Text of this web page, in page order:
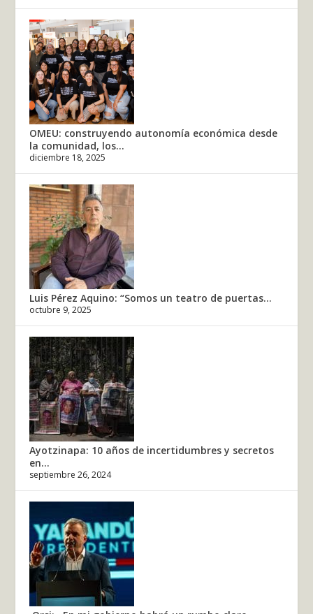
OMEU: construyendo autonomía económica desde
la comunidad, los...
diciembre 18, 2025
Luis Pérez Aquino: “Somos un teatro de puertas...
octubre 9, 2025
Ayotzinapa: 10 años de incertidumbres y secretos
en...
septiembre 26, 2024